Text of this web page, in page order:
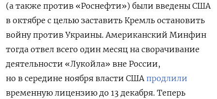
(а также против «Роснефти») были введены США
в октябре с целью заставить Кремль остановить
войну против Украины. Американский Минфин
тогда отвел всего один месяц на сворачивание
деятельности «Лукойла» вне России,
но в середине ноября власти США продлили
временную лицензию до 13 декабря. Теперь